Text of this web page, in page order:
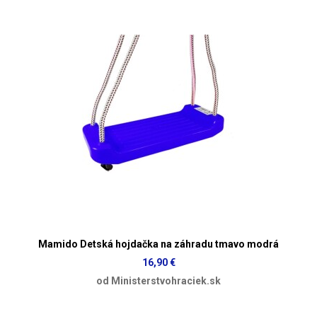
Mamido Detská hojdačka na záhradu tmavo modrá
16,90 €
od Ministerstvohraciek.sk